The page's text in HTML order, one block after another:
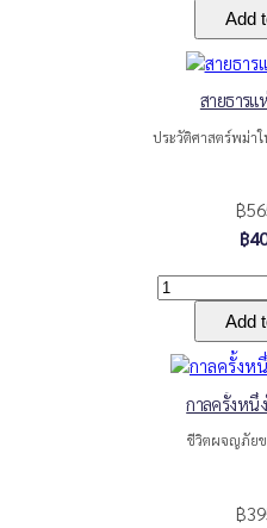
สายธาร
ประวัติศาสตร์พม่า
฿
฿
กาลครั้งหนึ่
ชีวิตผจญภัยข
฿